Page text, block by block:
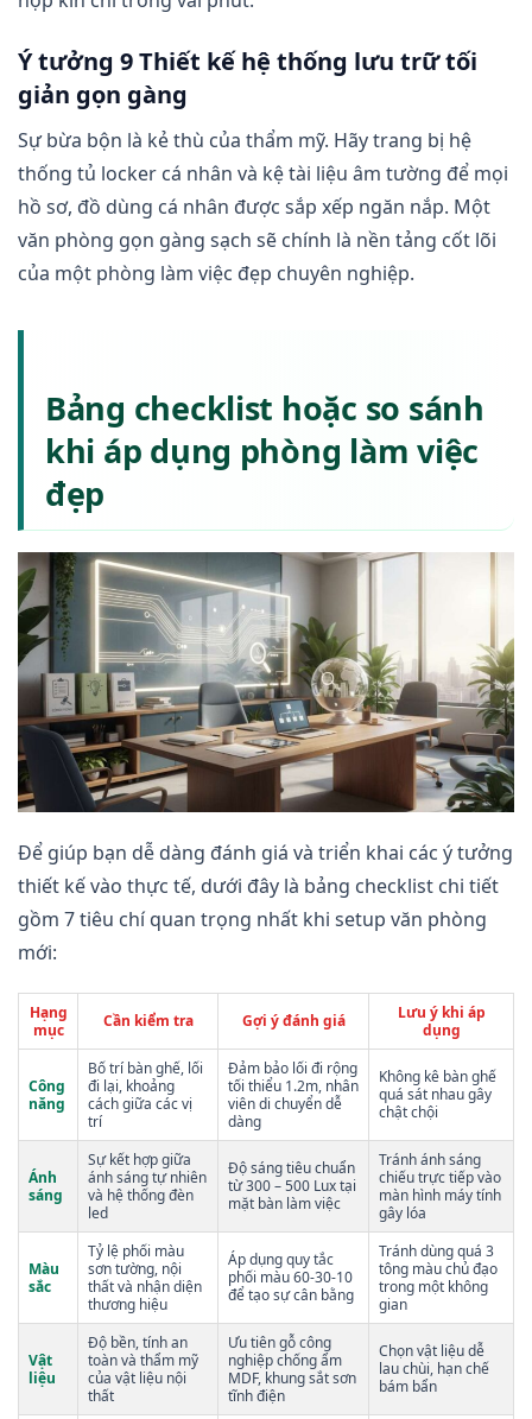
Ý tưởng 9 Thiết kế hệ thống lưu trữ tối
giản gọn gàng
Sự bừa bộn là kẻ thù của thẩm mỹ. Hãy trang bị hệ
thống tủ locker cá nhân và kệ tài liệu âm tường để mọi
hồ sơ, đồ dùng cá nhân được sắp xếp ngăn nắp. Một
văn phòng gọn gàng sạch sẽ chính là nền tảng cốt lõi
của một phòng làm việc đẹp chuyên nghiệp.
Bảng checklist hoặc so sánh
khi áp dụng phòng làm việc
đẹp
Để giúp bạn dễ dàng đánh giá và triển khai các ý tưởng
thiết kế vào thực tế, dưới đây là bảng checklist chi tiết
gồm 7 tiêu chí quan trọng nhất khi setup văn phòng
mới:
Hạng
mục
Cần kiểm tra Gợi ý đánh giá
Lưu ý khi áp
dụng
Công
năng
Bố trí bàn ghế, lối
đi lại, khoảng
cách giữa các vị
trí
Đảm bảo lối đi rộng
tối thiểu 1.2m, nhân
viên di chuyển dễ
dàng
Không kê bàn ghế
quá sát nhau gây
chật chội
Ánh
sáng
Sự kết hợp giữa
ánh sáng tự nhiên
và hệ thống đèn
led
Độ sáng tiêu chuẩn
từ 300 – 500 Lux tại
mặt bàn làm việc
Tránh ánh sáng
chiếu trực tiếp vào
màn hình máy tính
gây lóa
Màu
sắc
Tỷ lệ phối màu
sơn tường, nội
thất và nhận diện
thương hiệu
Áp dụng quy tắc
phối màu 60-30-10
để tạo sự cân bằng
Tránh dùng quá 3
tông màu chủ đạo
trong một không
gian
Vật
liệu
Độ bền, tính an
toàn và thẩm mỹ
của vật liệu nội
thất
Ưu tiên gỗ công
nghiệp chống ẩm
MDF, khung sắt sơn
tĩnh điện
Chọn vật liệu dễ
lau chùi, hạn chế
bám bẩn